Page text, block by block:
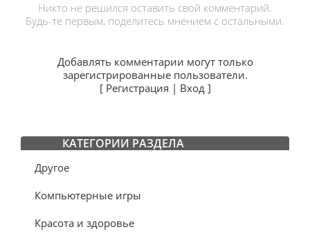
Никто не решился оставить свой комментарий.
Будь-те первым, поделитесь мнением с остальными.
Добавлять комментарии могут только
зарегистрированные пользователи.
[ Регистрация | Вход]
КАТЕГОРИИ РАЗДЕЛА
Другое
Компьютерные игры
Красота и здоровье